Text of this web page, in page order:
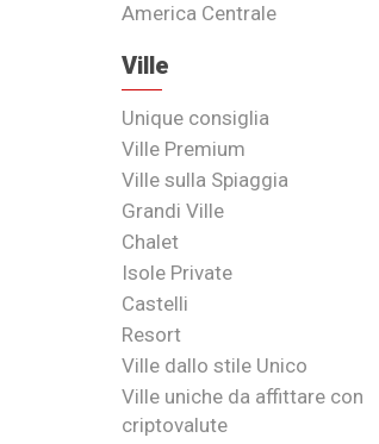
America Centrale
Ville
Unique consiglia
Ville Premium
Ville sulla Spiaggia
Grandi Ville
Chalet
Isole Private
Castelli
Resort
Ville dallo stile Unico
Ville uniche da affittare con
criptovalute